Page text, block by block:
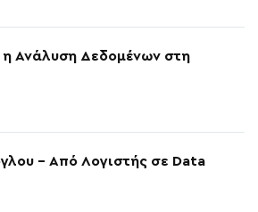
Ανάλυση Δεδομένων στη
- Από Λογιστής σε Data